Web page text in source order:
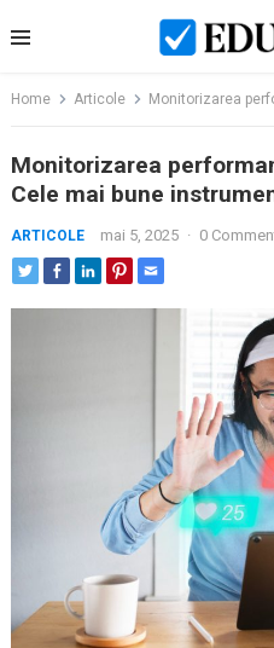
to
Home Articole Monitorizarea
Monitorizarea
Cele mai bune
ARTICOLE mai 5, 2025 · 0